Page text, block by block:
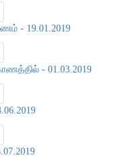
- 19.01.2019
- 01.03.2019